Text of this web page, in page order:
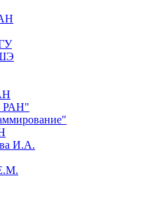
РАН"
И.А.